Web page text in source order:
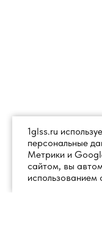
1glss.ru
персональные
Метрики и
сайтом, вы
использованием